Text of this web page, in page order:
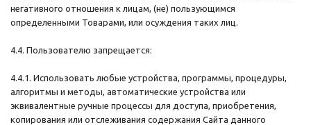
негативного отношения к лицам, (не) пользующимся
определенными Товарами, или осуждения таких лиц.
4.4. Пользователю запрещается:
4.4.1. Использовать любые устройства, программы, процедуры,
алгоритмы и методы, автоматические устройства или
эквивалентные ручные процессы для доступа, приобретения,
копирования или отслеживания содержания Сайта данного